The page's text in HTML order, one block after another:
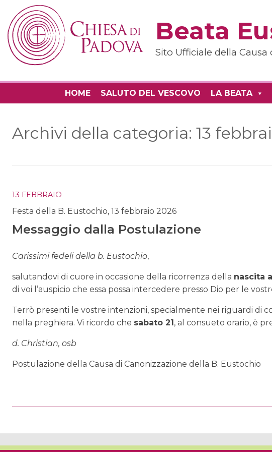
content
Beata
Sito Ufficiale della
HOME SALUTO DEL VESCOVO LA BEATA
Archivi della categoria: 13
13 FEBBRAIO
Festa della B. Eustochio, 13 febbraio 2026
Messaggio dalla Postulazione
Carissimi fedeli della b. Eustochio,
salutandovi di cuore in occasione della ricorrenza della nascita
di voi l’auspicio che essa possa intercedere presso Dio per le
Terrò presenti le vostre intenzioni, specialmente nei riguardi di
nella preghiera. Vi ricordo che sabato 21, al consueto orario, è
d. Christian, osb
Postulazione della Causa di Canonizzazione della B. Eustochio